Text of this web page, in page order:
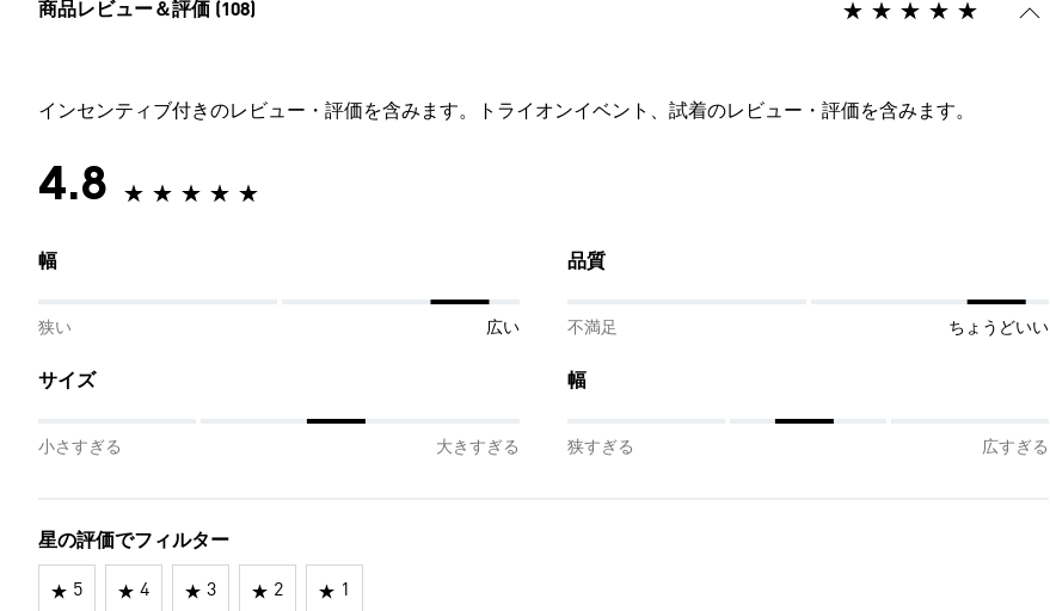
商品レビュー＆評価 (108)
インセンティブ付きのレビュー・評価を含みます。トライオンイベント、試着のレビュー・評価を含みます。
4.8
幅
狭い 広い
品質
不満足 ちょうどいい
サイズ
小さすぎる 大きすぎる
幅
狭すぎる 広すぎる
星の評価でフィルター
5 4 3 2 1